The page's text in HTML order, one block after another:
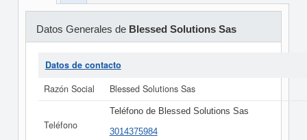
Datos Generales de Blessed Solutions Sas
Datos de contacto
Razón Social
Blessed Solutions Sas
Teléfono
Teléfono de Blessed Solutions Sas
3014375984